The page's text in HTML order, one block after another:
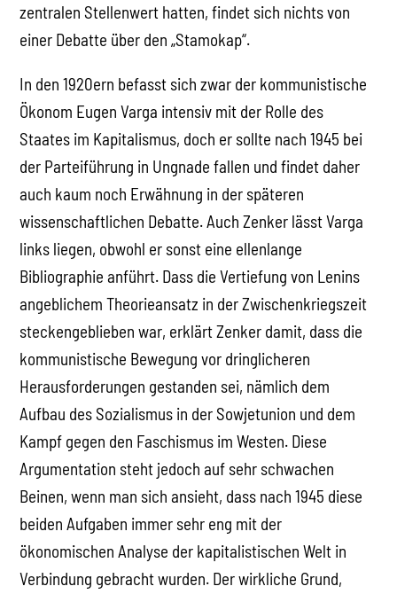
zentralen Stellenwert hatten, findet sich nichts von
einer Debatte über den „Stamokap“.
In den 1920ern befasst sich zwar der kommunistische
Ökonom Eugen Varga intensiv mit der Rolle des
Staates im Kapitalismus, doch er sollte nach 1945 bei
der Parteiführung in Ungnade fallen und findet daher
auch kaum noch Erwähnung in der späteren
wissenschaftlichen Debatte. Auch Zenker lässt Varga
links liegen, obwohl er sonst eine ellenlange
Bibliographie anführt. Dass die Vertiefung von Lenins
angeblichem Theorieansatz in der Zwischenkriegszeit
steckengeblieben war, erklärt Zenker damit, dass die
kommunistische Bewegung vor dringlicheren
Herausforderungen gestanden sei, nämlich dem
Aufbau des Sozialismus in der Sowjetunion und dem
Kampf gegen den Faschismus im Westen. Diese
Argumentation steht jedoch auf sehr schwachen
Beinen, wenn man sich ansieht, dass nach 1945 diese
beiden Aufgaben immer sehr eng mit der
ökonomischen Analyse der kapitalistischen Welt in
Verbindung gebracht wurden. Der wirkliche Grund,